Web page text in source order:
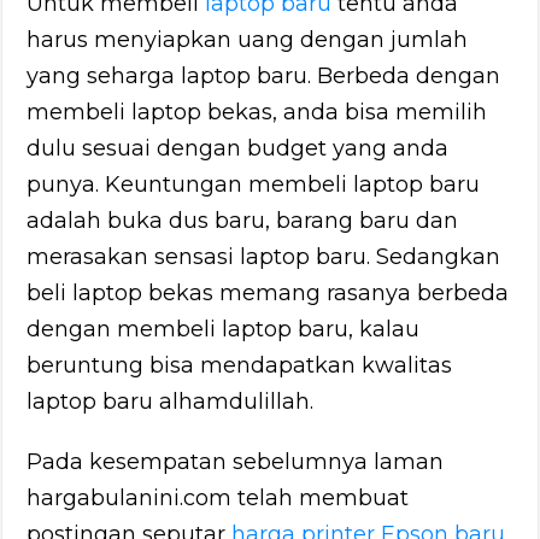
harus menyiapkan uang dengan jumlah
yang seharga laptop baru. Berbeda dengan
membeli laptop bekas, anda bisa memilih
dulu sesuai dengan budget yang anda
punya. Keuntungan membeli laptop baru
adalah buka dus baru, barang baru dan
merasakan sensasi laptop baru. Sedangkan
beli laptop bekas memang rasanya berbeda
dengan membeli laptop baru, kalau
beruntung bisa mendapatkan kwalitas
laptop baru alhamdulillah.
Pada kesempatan sebelumnya laman
hargabulanini.com telah membuat